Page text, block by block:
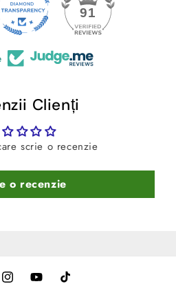
91
Clienți
scrie o recenzie
o recenzie
InstagramYouTubeTikTok